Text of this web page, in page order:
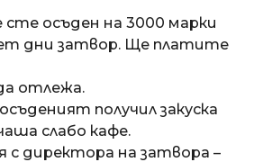
сте осъден на 3000 марки
дни затвор. Ще платите
отлежа.
получил закуска
слабо кафе.
с директора на затвора –